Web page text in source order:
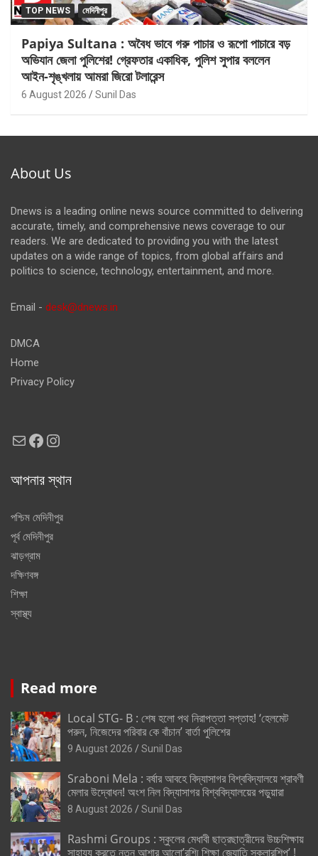
TOP NEWS মেদিনীপুর
Papiya Sultana : অবৈধ ভাবে গরু পাচার ও রূপো পাচারে বড়
অভিযান জেলা পুলিশের! গ্রেফতার একাধিক, পুলিশ সুপার বললেন
আইন-শৃঙ্খলায় আমরা জিরো টলারেন্স
6 August 2026 Sunil Das
About Us
Dnews is a leading online news source committed to delivering
accurate, timely, and comprehensive news coverage to our
readers. We are dedicated to providing you with the latest
updates on a wide range of topics, from global affairs and
politics to science, technology, entertainment, and more.
Email - desk@dnews.in
DMCA
Home
Privacy Policy
MailFacebook
Instagram
আপনার স্থান
পশ্চিম মেদিনীপুর
পূর্ব মেদিনীপুর
ঝাড়গ্রাম
দক্ষিণবঙ্গ
শিক্ষা
স্বাস্থ্য
Read more
Local STG- B : শেষ হলো পথ নিরাপত্তা সপ্তাহ! ‘হেলমেট
পরুন, নিজেদের পরিবার কে বাঁচান’ বার্তা পুলিশের
9 August 2026 Sunil Das
Sraboni Mela : বর্ষার আবহে বিদ্যাসাগর বিশ্ববিদ্যালয়ে শ্রাবণী
মেলার উদ্বোধন! অংশ নিল বিদ্যাসাগর বিশ্ববিদ্যালয়ের পড়ুয়ারা
8 August 2026 Sunil Das
Rashmi Groups : স্কুলের মেধাবী ছাত্রছাত্রীদের উচ্চশিক্ষায়
সাহায্য করতে নতুন আশার আলো’রশ্মি শিক্ষা জ্যোতি স্কলারশিপ’ !